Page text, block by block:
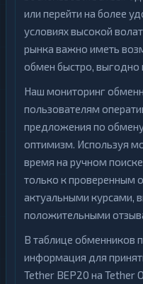
или перейти на более
условиях высокой
рынка важно иметь
обмен быстро, выгодно
Наш мониторинг
пользователям
предложения по
оптимизм. Используя
время на ручном
только к проверенным
актуальными курсами,
положительными
В таблице обменников
информация для
Tether BEP20 на Tether